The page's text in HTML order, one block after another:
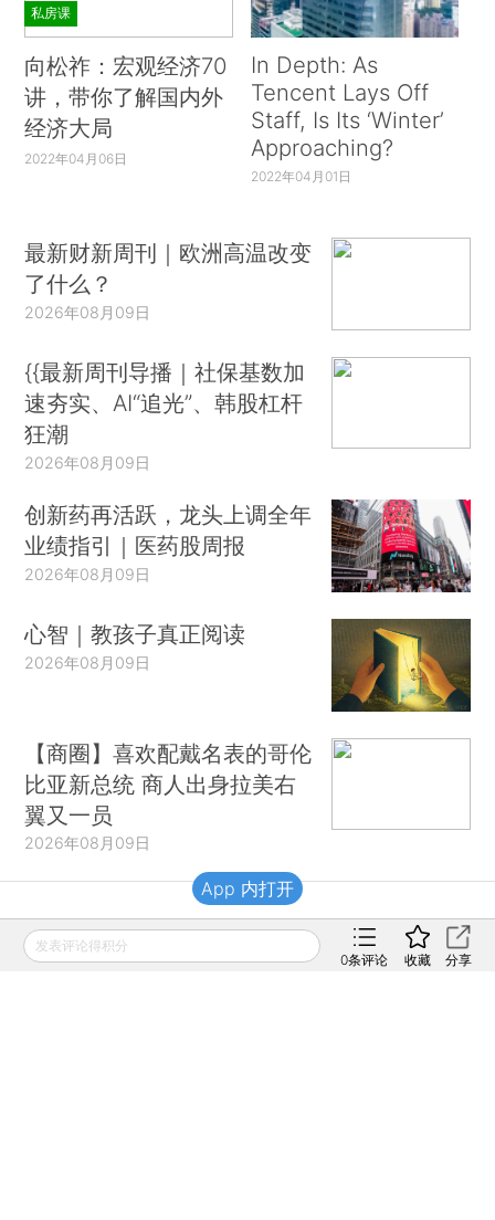
私房课
向松祚：宏观经济70
讲，带你了解国内外
经济大局
2022年04月06日
In Depth: As
Tencent Lays Off
Staff, Is Its ‘Winter’
Approaching?
2022年04月01日
最新财新周刊｜欧洲高温改变
了什么？
2026年08月09日
{{最新周刊导播｜社保基数加
速夯实、AI“追光”、韩股杠杆
狂潮
2026年08月09日
创新药再活跃，龙头上调全年
业绩指引｜医药股周报
2026年08月09日
心智｜教孩子真正阅读
2026年08月09日
【商圈】喜欢配戴名表的哥伦
比亚新总统 商人出身拉美右
翼又一员
2026年08月09日
财新移动
发表评论得积分
0条评论 收藏 分享
App 内打开